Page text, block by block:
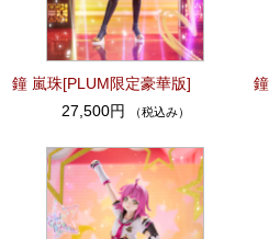
鐘 嵐珠[PLUM限定豪華版]
27,500円
（税込み）